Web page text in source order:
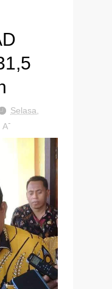
Selasa,
A-